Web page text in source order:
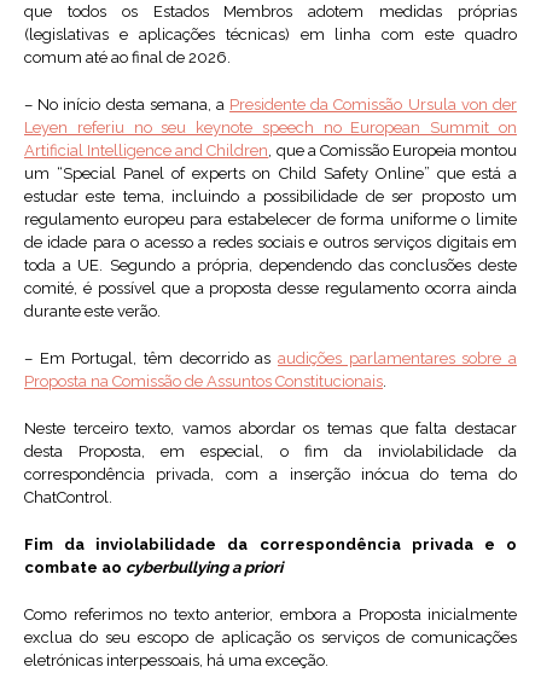
que todos os Estados Membros adotem medidas próprias
(legislativas e aplicações técnicas) em linha com este quadro
comum até ao final de 2026.
– No início desta semana, a Presidente da Comissão Ursula von der
Leyen referiu no seu keynote speech no European Summit on
Artificial Intelligence and Children, que a Comissão Europeia montou
um “Special Panel of experts on Child Safety Online” que está a
estudar este tema, incluindo a possibilidade de ser proposto um
regulamento europeu para estabelecer de forma uniforme o limite
de idade para o acesso a redes sociais e outros serviços digitais em
toda a UE. Segundo a própria, dependendo das conclusões deste
comité, é possível que a proposta desse regulamento ocorra ainda
durante este verão.
– Em Portugal, têm decorrido as audições parlamentares sobre a
Proposta na Comissão de Assuntos Constitucionais.
Neste terceiro texto, vamos abordar os temas que falta destacar
desta Proposta, em especial, o fim da inviolabilidade da
correspondência privada, com a inserção inócua do tema do
ChatControl.
Fim da inviolabilidade da correspondência privada e o
combate ao cyberbullying a priori
Como referimos no texto anterior, embora a Proposta inicialmente
exclua do seu escopo de aplicação os serviços de comunicações
eletrónicas interpessoais, há uma exceção.